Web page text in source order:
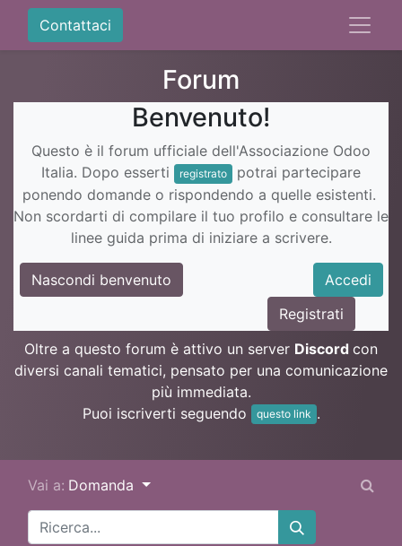
Contattaci
Forum
Benvenuto!
Questo è il forum ufficiale dell'Associazione Odoo
Italia. Dopo esserti
registrato
potrai partecipare
ponendo domande o rispondendo a quelle esistenti.
Non scordarti di compilare il tuo profilo e consultare le
linee guida prima di iniziare a scrivere.
Nascondi benvenuto
Accedi
Registrati
Oltre a questo forum è attivo un server Discord con
diversi canali tematici, pensato per una comunicazione
più immediata.
Puoi iscriverti seguendo
questo link .
Vai a: Domanda